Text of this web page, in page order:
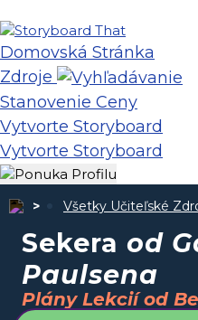
Domovská Stránka
Zdroje
Stanovenie Ceny
Vytvorte Storyboard
Vytvorte Storyboard
Všetky Učiteľské
Sekera od
Paulsena
Plány Lekcií od